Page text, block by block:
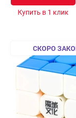
Купить в 1 клик
СКОРО